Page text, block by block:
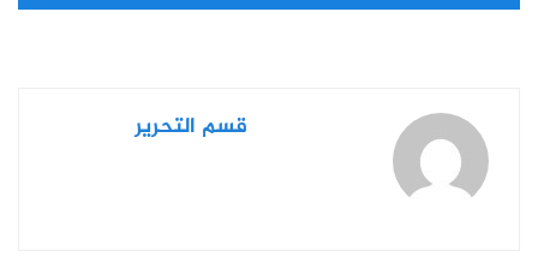
قسم التحرير